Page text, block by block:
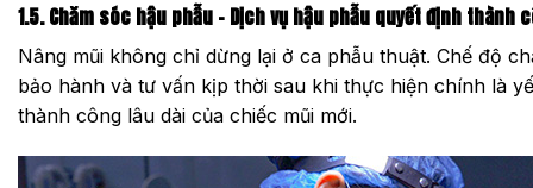
1.5. Chăm sóc hậu phẫu – Dịch vụ hậu phẫu quyết định thành
Nâng mũi không chỉ dừng lại ở ca phẫu thuật. Chế độ
bảo hành và tư vấn kịp thời sau khi thực hiện chính là
thành công lâu dài của chiếc mũi mới.